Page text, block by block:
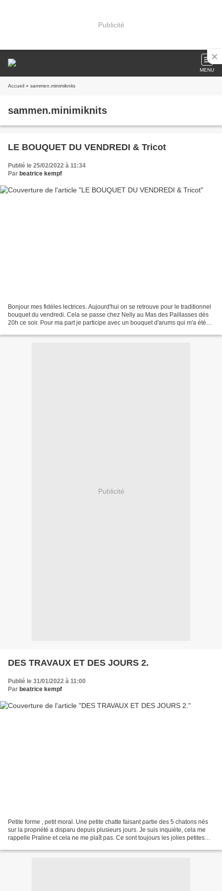
Publicité
MENU
Accueil » sammen.minimiknits
sammen.minimiknits
LE BOUQUET DU VENDREDI & Tricot
Publié le 25/02/2022 à 11:34
Par beatrice kempf
Bonjour mes fidèles lectrices. Aujourd'hui on se retrouve pour le traditionnel
bouquet du vendredi. Cela se passe chez Nelly au Mas des Paillasses dès
20h ce soir. Pour ma part je participe avec un bouquet d'arums qui m'a été
Publicité
DES TRAVAUX ET DES JOURS 2.
Publié le 31/01/2022 à 11:00
Par beatrice kempf
Petite forme , petit moral. Une petite chatte faisant partie des 5 chatons nés
sur la propriété a disparu depuis plusieurs jours. Je suis inquiète, cela me
rappelle Praline et cela ne me plaît pas. Ce sont toujours les jolies petites